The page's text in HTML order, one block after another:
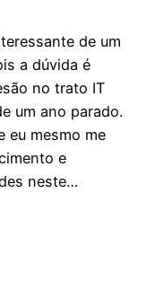
de um
a dúvida é
no trato IT
um ano parado.
eu mesmo me
e
neste…